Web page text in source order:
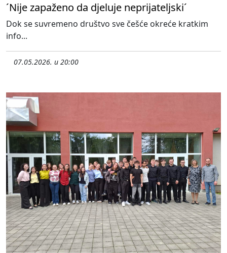
´Nije zapaženo da djeluje neprijateljski´
Dok se suvremeno društvo sve češće okreće kratkim
info...
07.05.2026. u 20:00